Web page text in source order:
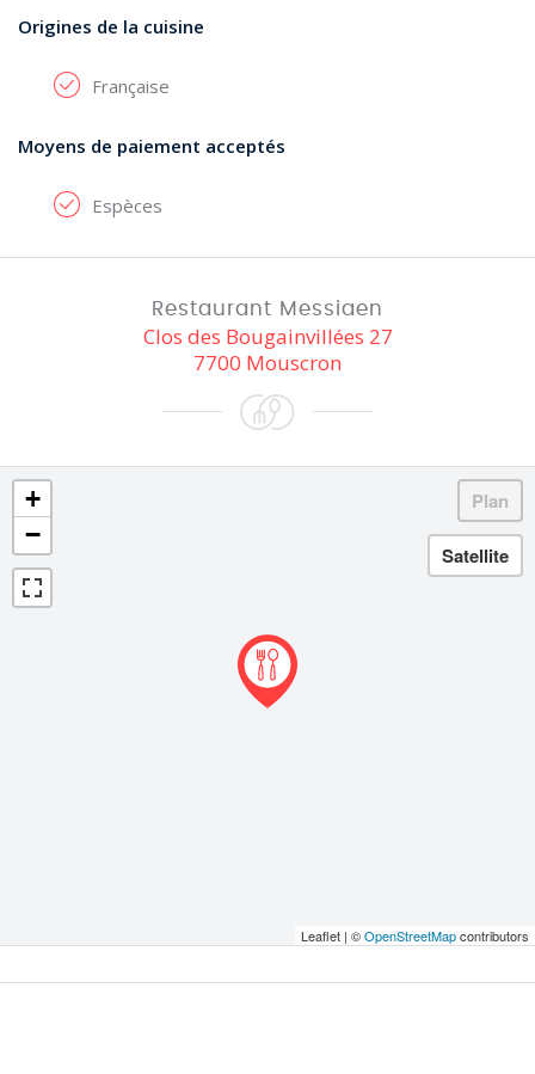
Origines de la cuisine
Française
Moyens de paiement acceptés
Espèces
Restaurant Messiaen
Clos des Bougainvillées 27
7700 Mouscron
+
−
Leaflet | ©OpenStreetMapcontributors